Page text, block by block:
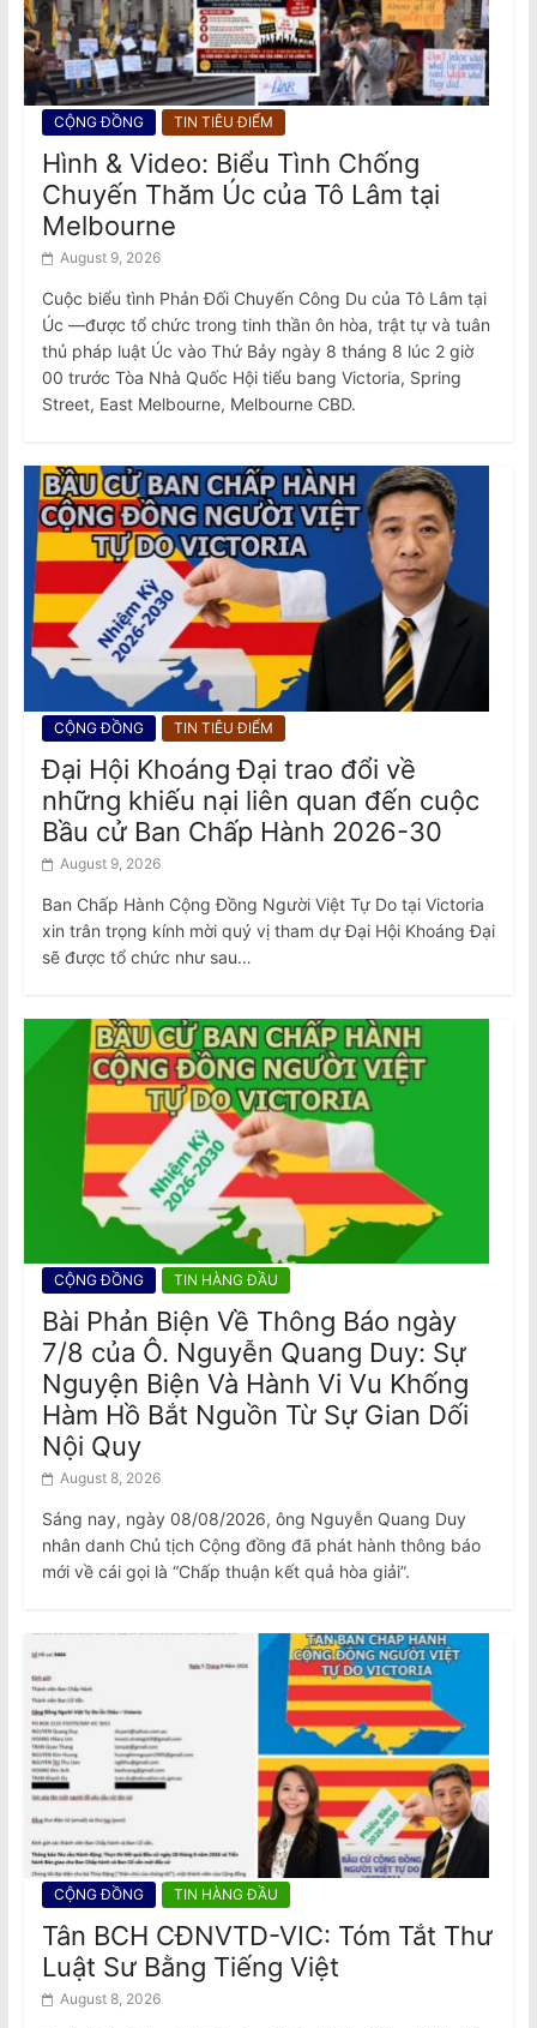
CỘNG ĐỒNG TIN TIÊU ĐIỂM
Hình & Video: Biểu Tình Chống
Chuyến Thăm Úc của Tô Lâm tại
Melbourne
August 9, 2026
Cuộc biểu tình Phản Đối Chuyến Công Du của Tô Lâm tại
Úc —được tổ chức trong tinh thần ôn hòa, trật tự và tuân
thủ pháp luật Úc vào Thứ Bảy ngày 8 tháng 8 lúc 2 giờ
00 trước Tòa Nhà Quốc Hội tiểu bang Victoria, Spring
Street, East Melbourne, Melbourne CBD.
CỘNG ĐỒNG TIN TIÊU ĐIỂM
Đại Hội Khoáng Đại trao đổi về
những khiếu nại liên quan đến cuộc
Bầu cử Ban Chấp Hành 2026-30
August 9, 2026
Ban Chấp Hành Cộng Đồng Người Việt Tự Do tại Victoria
xin trân trọng kính mời quý vị tham dự Đại Hội Khoáng Đại
sẽ được tổ chức như sau…
CỘNG ĐỒNG TIN HÀNG ĐẦU
Bài Phản Biện Về Thông Báo ngày
7/8 của Ô. Nguyễn Quang Duy: Sự
Nguyện Biện Và Hành Vi Vu Khống
Hàm Hồ Bắt Nguồn Từ Sự Gian Dối
Nội Quy
August 8, 2026
Sáng nay, ngày 08/08/2026, ông Nguyễn Quang Duy
nhân danh Chủ tịch Cộng đồng đã phát hành thông báo
mới về cái gọi là “Chấp thuận kết quả hòa giải”.
CỘNG ĐỒNG TIN HÀNG ĐẦU
Tân BCH CĐNVTD-VIC: Tóm Tắt Thư
Luật Sư Bằng Tiếng Việt
August 8, 2026